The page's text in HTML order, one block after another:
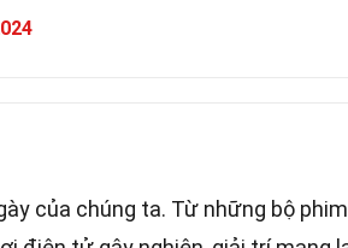
của chúng ta. Từ những bộ